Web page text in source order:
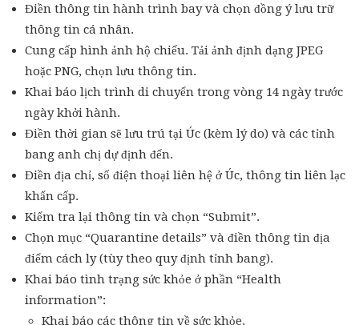
Điền thông tin hành trình bay và chọn đồng ý lưu trữ
thông tin cá nhân.
Cung cấp hình ảnh hộ chiếu. Tải ảnh định dạng JPEG
hoặc PNG, chọn lưu thông tin.
Khai báo lịch trình di chuyển trong vòng 14 ngày trước
ngày khởi hành.
Điền thời gian sẽ lưu trú tại Úc (kèm lý do) và các tỉnh
bang anh chị dự định đến.
Điền địa chỉ, số điện thoại liên hệ ở Úc, thông tin liên lạc
khẩn cấp.
Kiểm tra lại thông tin và chọn “Submit”.
Chọn mục “Quarantine details” và điền thông tin địa
điểm cách ly (tùy theo quy định tỉnh bang).
Khai báo tình trạng sức khỏe ở phần “Health
information”:
Khai báo các thông tin về sức khỏe.